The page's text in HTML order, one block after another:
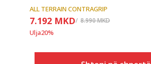
ALL TERRAIN CONTRAGRIP
7.192 MKD 8.990MKD
Ulja20%